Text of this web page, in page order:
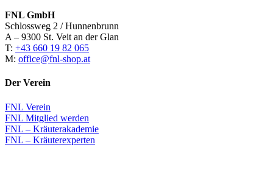
FNL GmbH
Schlossweg 2 / Hunnenbrunn
A – 9300 St. Veit an der Glan
T: +43 660 19 82 065
M: office@fnl-shop.at
Der Verein
FNL Verein
FNL Mitglied werden
FNL – Kräuterakademie
FNL – Kräuterexperten